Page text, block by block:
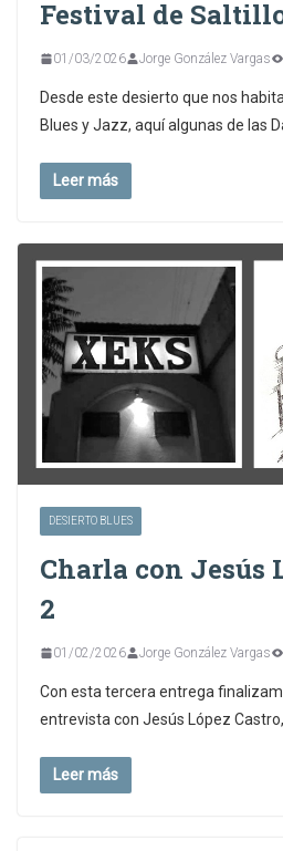
Festival de
01/03/2026 Jorge González Vargas
Desde este desierto que nos
Blues y Jazz, aquí algunas de las
Leer más
DESIERTO BLUES
Charla con Jesús
2
01/02/2026 Jorge González Vargas
Con esta tercera entrega
entrevista con Jesús López Castro,
Leer más